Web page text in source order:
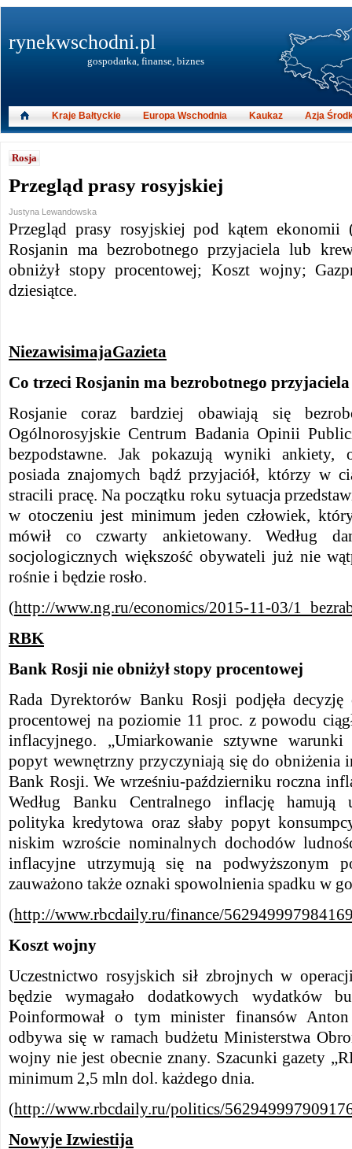
Rosja
Przegląd prasy rosyjskiej
Justyna Lewandowska
Przegląd prasy rosyjskiej pod kątem ekonomii
Rosjanin ma bezrobotnego przyjaciela lub
obniżył stopy procentowej; Koszt wojny;
dziesiątce.
NiezawisimajaGazieta
Co trzeci Rosjanin ma bezrobotnego
Rosjanie coraz bardziej obawiają się
Ogólnorosyjskie Centrum Badania Opinii
bezpodstawne. Jak pokazują wyniki ankiety,
posiada znajomych bądź przyjaciół, którzy w
stracili pracę. Na początku roku sytuacja
w otoczeniu jest minimum jeden człowiek,
mówił co czwarty ankietowany. Według
socjologicznych większość obywateli już nie
rośnie i będzie rosło.
(http://www.ng.ru/economics/2015-11-03/
RBK
Bank Rosji nie obniżył stopy procentowej
Rada Dyrektorów Banku Rosji podjęła
procentowej na poziomie 11 proc. z powodu
inflacyjnego. „Umiarkowanie sztywne warunki
popyt wewnętrzny przyczyniają się do
Bank Rosji. We wrześniu-październiku roczna
Według Banku Centralnego inflację hamują
polityka kredytowa oraz słaby popyt
niskim wzroście nominalnych dochodów
inflacyjne utrzymują się na podwyższonym
zauważono także oznaki spowolnienia spadku w
(http://www.rbcdaily.ru/finance/
Koszt wojny
Uczestnictwo rosyjskich sił zbrojnych w
będzie wymagało dodatkowych wydatków
Poinformował o tym minister finansów
odbywa się w ramach budżetu Ministerstwa
wojny nie jest obecnie znany. Szacunki gazety
minimum 2,5 mln dol. każdego dnia.
(http://www.rbcdaily.ru/politics/
Nowyje Izwiestija
rynekwschodni.pl
gospodarka, finanse, biznes
Kraje Bałtyckie Europa Wschodnia Kaukaz Azja